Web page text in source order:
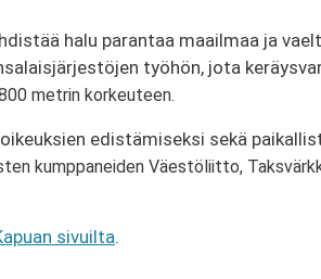
halu parantaa maailmaa ja
työhön, jota
metrin korkeuteen.
edistämiseksi sekä
kumppaneiden Väestöliitto,
sivuilta.